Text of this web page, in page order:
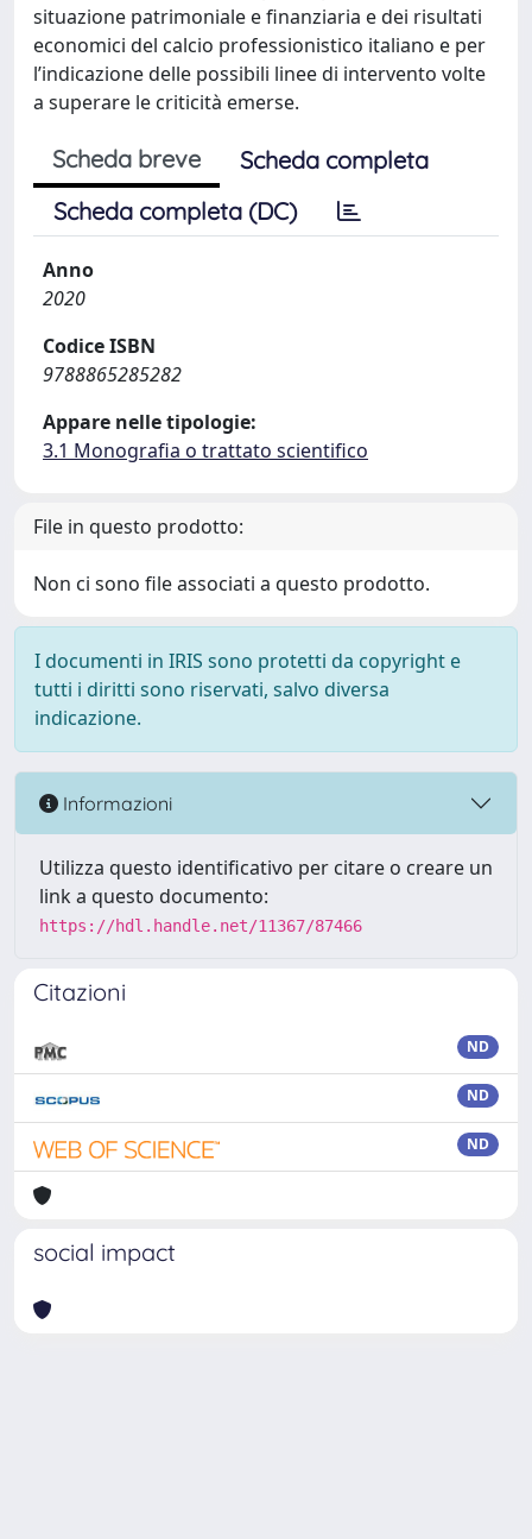
situazione patrimoniale e finanziaria e dei risultati
economici del calcio professionistico italiano e per
l’indicazione delle possibili linee di intervento volte
a superare le criticità emerse.
Scheda breve
Scheda completa
Scheda completa (DC)
Anno
2020
Codice ISBN
9788865285282
Appare nelle tipologie:
3.1 Monografia o trattato scientifico
File in questo prodotto:
Non ci sono file associati a questo prodotto.
I documenti in IRIS sono protetti da copyright e
tutti i diritti sono riservati, salvo diversa
indicazione.
Informazioni
Utilizza questo identificativo per citare o creare un
link a questo documento:
https://hdl.handle.net/11367/87466
Citazioni
ND
ND
ND
social impact